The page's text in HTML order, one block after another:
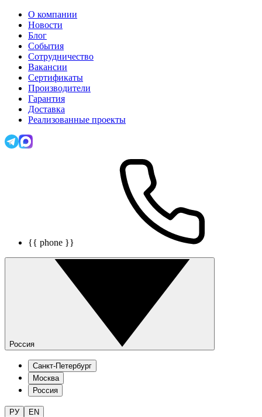
О компании
Новости
Блог
События
Сотрудничество
Вакансии
Сертификаты
Производители
Гарантия
Доставка
Реализованные проекты
{{ phone }}
Россия
Санкт-Петербург
Москва
Россия
РУ EN